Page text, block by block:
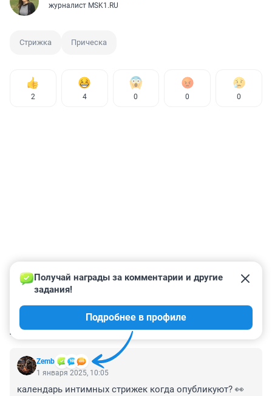
журналист MSK1.RU
Стрижка Прическа
2 4 0 0 0
КОММЕНТАРИИ 7
Zemb
Получай награды за комментарии и другие
задания!
Подробнее в профиле
1 января 2025, 10:05
календарь интимных стрижек когда опубликуют? 👀